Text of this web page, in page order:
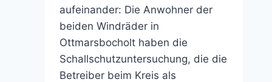
aufeinander: Die Anwohner der
beiden Windräder in
Ottmarsbocholt haben die
Schallschutzuntersuchung, die die
Betreiber beim Kreis als